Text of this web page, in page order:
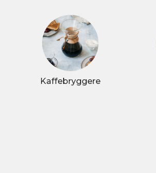
Kaffebryggere